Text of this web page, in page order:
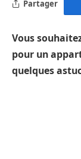
Partager
Vous
pour un
quelques